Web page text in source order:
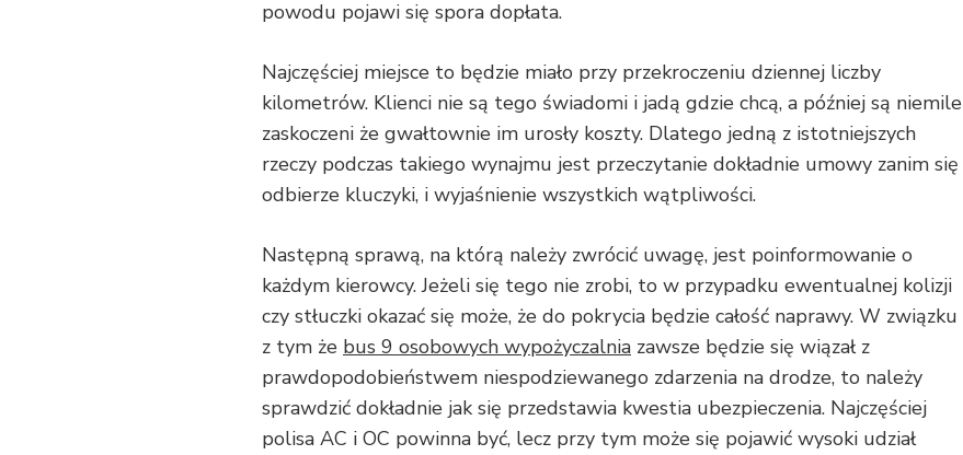
powodu pojawi się spora dopłata.
Najczęściej miejsce to będzie miało przy przekroczeniu dziennej liczby
kilometrów. Klienci nie są tego świadomi i jadą gdzie chcą, a później są niemile
zaskoczeni że gwałtownie im urosły koszty. Dlatego jedną z istotniejszych
rzeczy podczas takiego wynajmu jest przeczytanie dokładnie umowy zanim się
odbierze kluczyki, i wyjaśnienie wszystkich wątpliwości.
Następną sprawą, na którą należy zwrócić uwagę, jest poinformowanie o
każdym kierowcy. Jeżeli się tego nie zrobi, to w przypadku ewentualnej kolizji
czy stłuczki okazać się może, że do pokrycia będzie całość naprawy. W związku
z tym że bus 9 osobowych wypożyczalnia zawsze będzie się wiązał z
prawdopodobieństwem niespodziewanego zdarzenia na drodze, to należy
sprawdzić dokładnie jak się przedstawia kwestia ubezpieczenia. Najczęściej
polisa AC i OC powinna być, lecz przy tym może się pojawić wysoki udział